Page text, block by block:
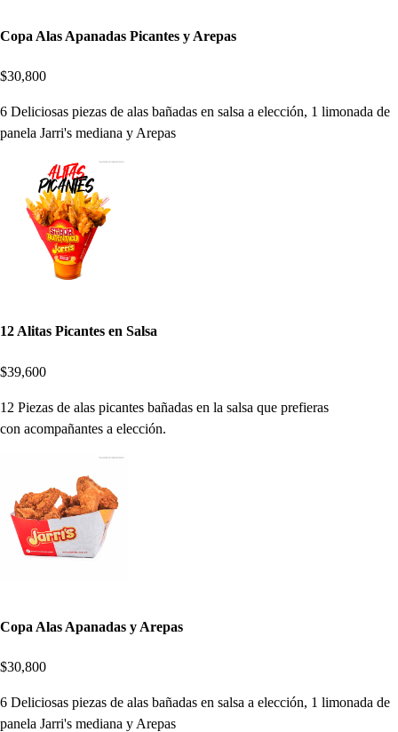
Copa Alas Apanadas Picantes y Arepas
$30,800
6 Deliciosas piezas de alas bañadas en salsa a elección, 1 limonada de
panela Jarri's mediana y Arepas
12 Alitas Picantes en Salsa
$39,600
12 Piezas de alas picantes bañadas en la salsa que prefieras
con acompañantes a elección.
Copa Alas Apanadas y Arepas
$30,800
6 Deliciosas piezas de alas bañadas en salsa a elección, 1 limonada de
panela Jarri's mediana y Arepas